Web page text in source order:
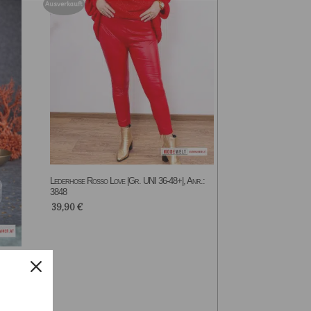
Ausverkauft
Lederhose Rosso Love |Gr. UNI 36-48+|, Anr.:
3848
39,90€